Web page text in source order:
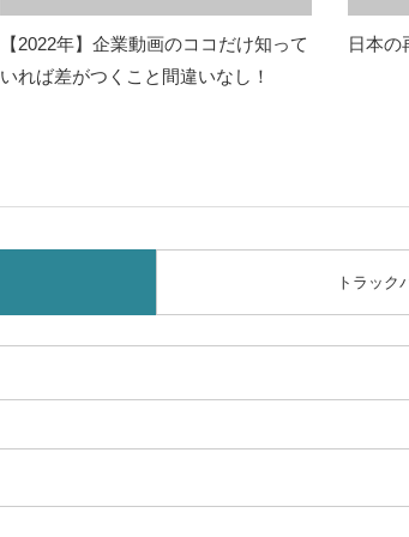
【2022年】企業動画のココだけ知って
いれば差がつくこと間違いなし！
日本の
トラック